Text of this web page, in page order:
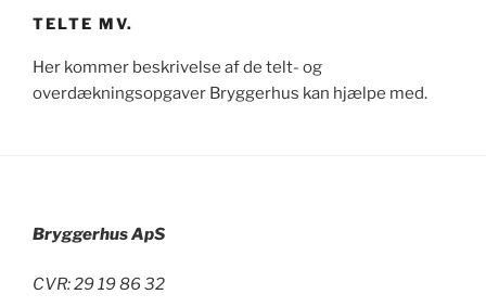
TELTE MV.
Her kommer beskrivelse af de telt- og
overdækningsopgaver Bryggerhus kan hjælpe med.
Bryggerhus ApS
CVR: 29 19 86 32